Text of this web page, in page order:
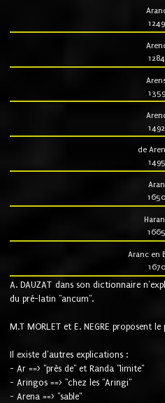
1249
1284
1359
1492
de
1495
Aran
1650
1665
Aranc en
1670
A. DAUZAT dans son dictionnaire
du pré-latin "ancum".
M.T MORLET et E. NEGRE proposent
Il existe d'autres explications :
- Ar ==> "près de" et Randa "limite"
- Aringos ==> "chez les "Aringi"
- Arena ==> "sable"